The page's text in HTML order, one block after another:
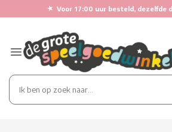
★ Voor 17:00 uur besteld, dezelfde